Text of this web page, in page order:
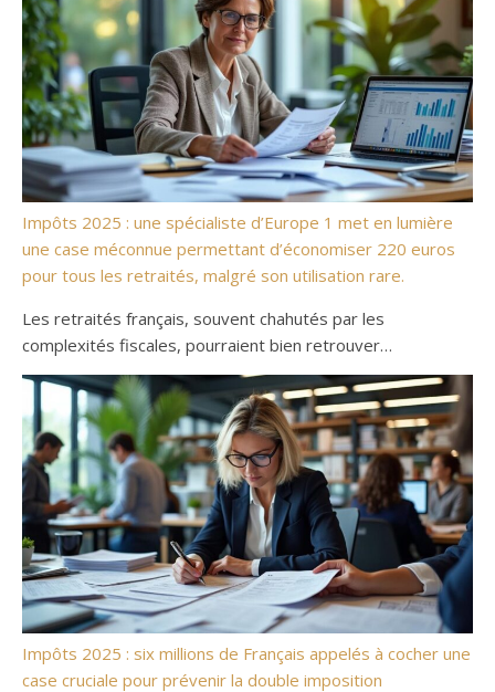
Impôts 2025 : une spécialiste d’Europe 1 met en lumière
une case méconnue permettant d’économiser 220 euros
pour tous les retraités, malgré son utilisation rare.
Les retraités français, souvent chahutés par les
complexités fiscales, pourraient bien retrouver…
Impôts 2025 : six millions de Français appelés à cocher une
case cruciale pour prévenir la double imposition